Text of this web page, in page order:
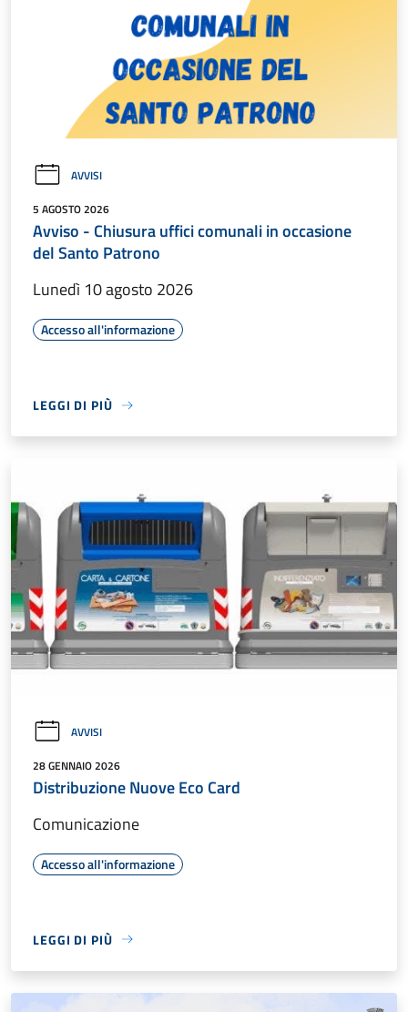
AVVISI
5 AGOSTO 2026
Avviso - Chiusura uffici comunali in occasione
del Santo Patrono
Lunedì 10 agosto 2026
Accesso all'informazione
LEGGI DI PIÙ
AVVISI
28 GENNAIO 2026
Distribuzione Nuove Eco Card
Comunicazione
Accesso all'informazione
LEGGI DI PIÙ